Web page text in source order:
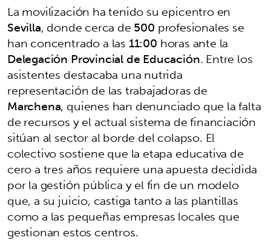
La movilización ha tenido su epicentro en
Sevilla, donde cerca de500 profesionales se
han concentrado a las 11:00 horas ante la
Delegación Provincial de Educación. Entre los
asistentes destacaba una nutrida
representación de las trabajadoras de
Marchena, quienes han denunciado que la falta
de recursos y el actual sistema de financiación
sitúan al sector al borde del colapso. El
colectivo sostiene que la etapa educativa de
cero a tres años requiere una apuesta decidida
por la gestión pública y el fin de un modelo
que, a su juicio, castiga tanto a las plantillas
como a las pequeñas empresas locales que
gestionan estos centros.